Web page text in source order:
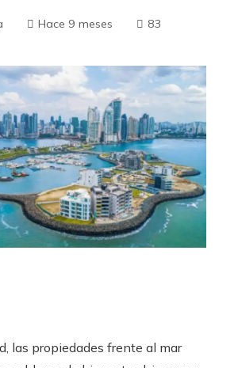
Hace 9 meses 83
las propiedades frente al mar